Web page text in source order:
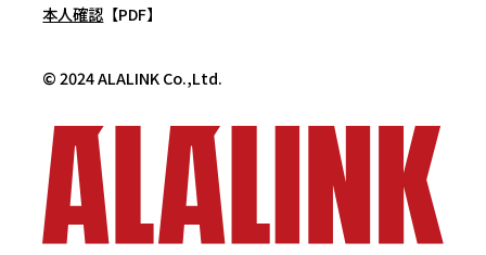
本人確認 【PDF】
© 2024 ALALINK Co.,Ltd.